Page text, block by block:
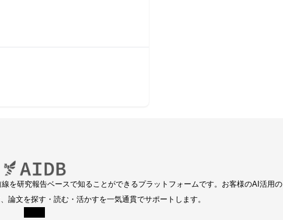
を研究報告ベースで知ることができるプラットフォームです。お客様のAI活用の
論文を探す・読む・活かすを一気通貫でサポートします。